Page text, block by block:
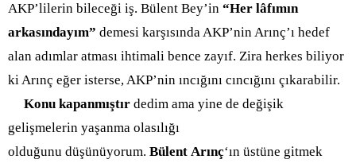
AKP’lilerin bileceği iş. Bülent Bey’in “Her lâfımın
arkasındayım” demesi karşısında AKP’nin Arınç’ı hedef
alan adımlar atması ihtimali bence zayıf. Zira herkes biliyor
ki Arınç eğer isterse, AKP’nin ıncığını cıncığını çıkarabilir.
Konu kapanmıştır dedim ama yine de değişik
gelişmelerin yaşanma olasılığı
olduğunu düşünüyorum. Bülent Arınç‘ın üstüne gitmek